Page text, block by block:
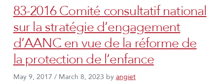
83-2016 Comité consultatif national
sur la stratégie d’engagement
d’AANC en vue de la réforme de
la protection de l’enfance
May 9, 2017 / March 8, 2023 by angiet